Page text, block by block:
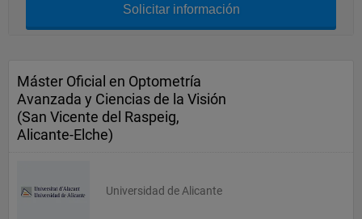
Solicitar información
Máster Oficial en Optometría
Avanzada y Ciencias de la Visión
(San Vicente del Raspeig,
Alicante-Elche)
Universidad de Alicante